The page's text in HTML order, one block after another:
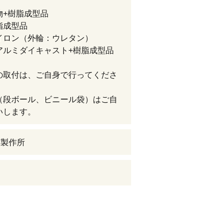
+樹脂成型品
成型品
ン（外輪：ウレタン）
ミダイキャスト+樹脂成型品
付は、ご自身で行ってくださ
ボール、ビニール袋）はご自
ます。
作所